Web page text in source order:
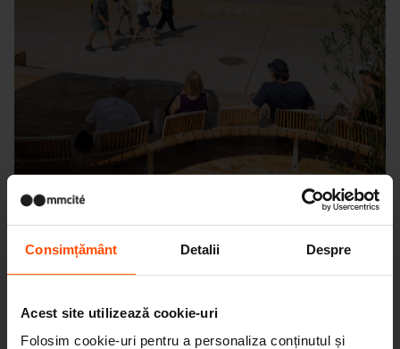
Consimțământ Detalii Despre
Acest site utilizează cookie-uri
Folosim cookie-uri pentru a personaliza conținutul și